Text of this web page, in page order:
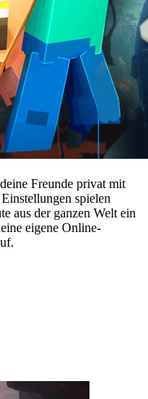
Freunde privat mit
spielen
aus der ganzen Welt ein
eigene Online-